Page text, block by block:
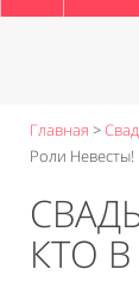
NAVIGATION
Главная >
Роли Невесты!
КТО